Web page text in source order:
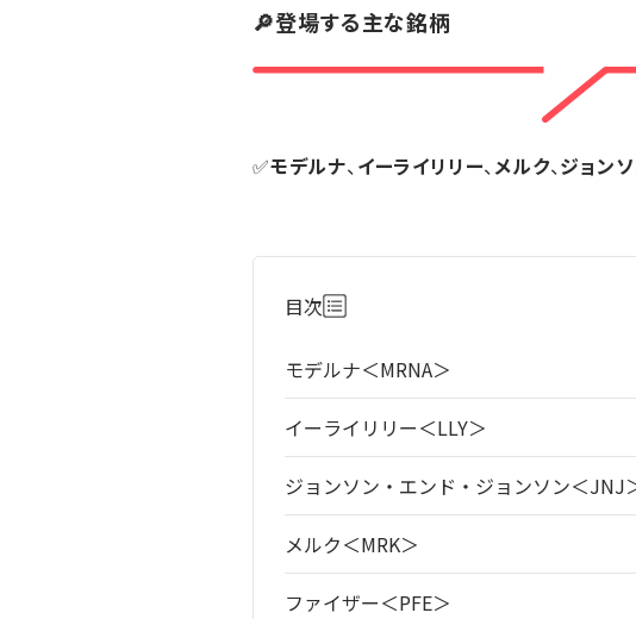
🔎登場する主な銘柄
✅モデルナ、イーライリリー、メルク、ジョン
目次
モデルナ＜MRNA＞
イーライリリー＜LLY＞
ジョンソン・エンド・ジョンソン＜JNJ
メルク＜MRK＞
ファイザー＜PFE＞